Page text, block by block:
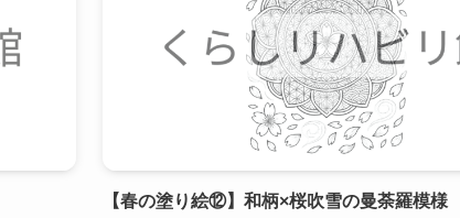
【春の塗り絵⑫】和柄×桜吹雪の曼荼羅模様